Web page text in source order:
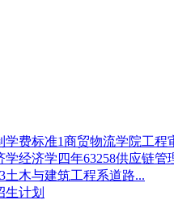
费标准1商贸物流学院工
学经济学四年63258供应链
土木与建筑工程系道路...
生计划